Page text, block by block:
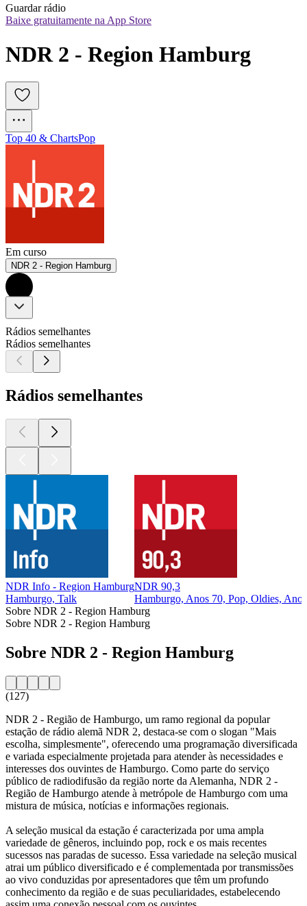
Guardar rádio
Baixe gratuitamente na App Store
NDR 2 - Region Hamburg
Top 40 & ChartsPop
Em curso
NDR 2 - Region Hamburg
Rádios semelhantes
Rádios semelhantes
Rádios semelhantes
NDR Info - Region Hamburg
Hamburgo, Talk
NDR 90,3
Hamburgo, Anos 70, Pop, Oldies,
Sobre NDR 2 - Region Hamburg
Sobre NDR 2 - Region Hamburg
Sobre NDR 2 - Region Hamburg
(127)
NDR 2 - Região de Hamburgo, um ramo regional da popular
estação de rádio alemã NDR 2, destaca-se com o slogan "Mais
escolha, simplesmente", oferecendo uma programação diversificada
e variada especialmente projetada para atender às necessidades e
interesses dos ouvintes de Hamburgo. Como parte do serviço
público de radiodifusão da região norte da Alemanha, NDR 2 -
Região de Hamburgo atende à metrópole de Hamburgo com uma
mistura de música, notícias e informações regionais.
A seleção musical da estação é caracterizada por uma ampla
variedade de gêneros, incluindo pop, rock e os mais recentes
sucessos nas paradas de sucesso. Essa variedade na seleção musical
atrai um público diversificado e é complementada por transmissões
ao vivo conduzidas por apresentadores que têm um profundo
conhecimento da região e de suas peculiaridades, estabelecendo